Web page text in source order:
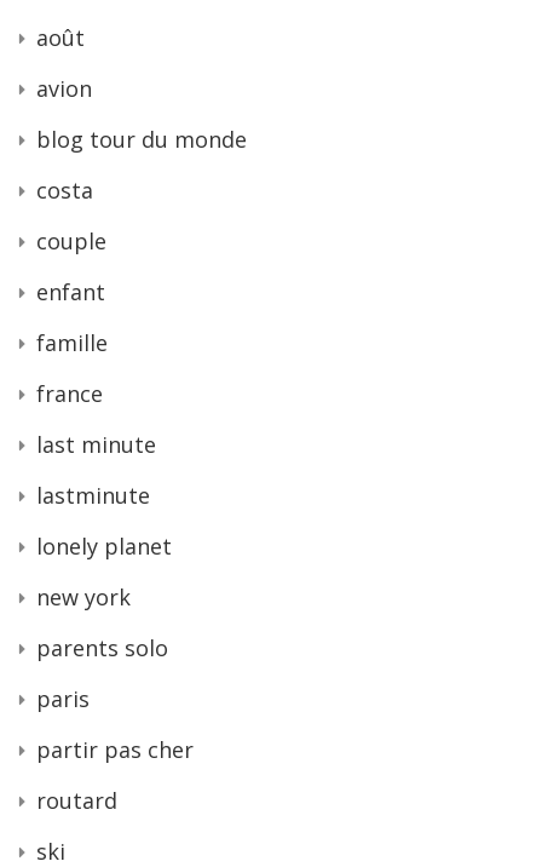
août
avion
blog tour du monde
costa
couple
enfant
famille
france
last minute
lastminute
lonely planet
new york
parents solo
paris
partir pas cher
routard
ski